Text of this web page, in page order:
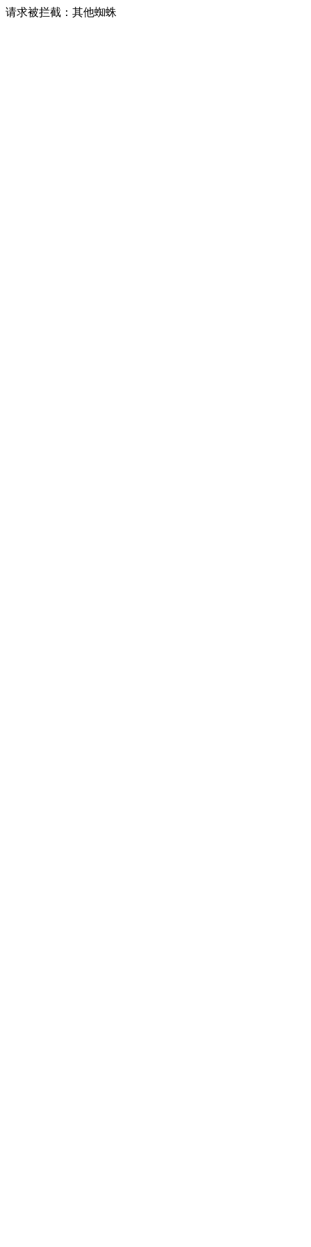
请求被拦截：其他蜘蛛